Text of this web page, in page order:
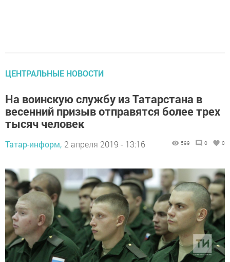
ЦЕНТРАЛЬНЫЕ НОВОСТИ
На воинскую службу из Татарстана в
весенний призыв отправятся более трех
тысяч человек
Татар-информ, 2 апреля 2019 - 13:16 599 0 0